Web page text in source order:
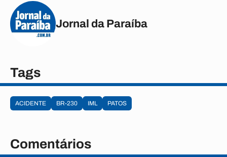
Jornal da Paraíba
Tags
ACIDENTE BR-230 IML PATOS
Comentários